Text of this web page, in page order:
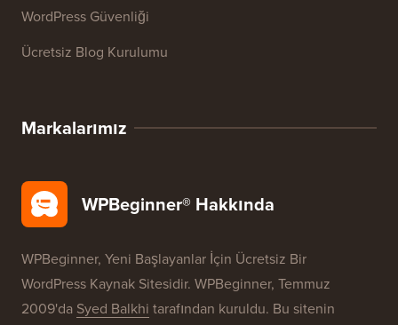
WordPress Güvenliği
Ücretsiz Blog Kurulumu
Markalarımız
WPBeginner® Hakkında
WPBeginner, Yeni Başlayanlar İçin Ücretsiz Bir
WordPress Kaynak Sitesidir. WPBeginner, Temmuz
2009'da Syed Balkhi tarafından kuruldu. Bu sitenin